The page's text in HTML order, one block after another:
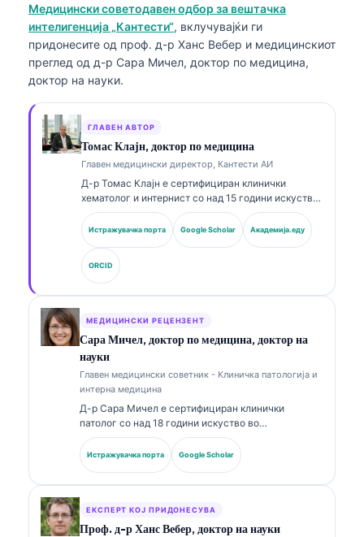
Медицински советодавен одбор за вештачка
интелигенција „Кантести“, вклучувајќи ги
придонесите од проф. д-р Ханс Вебер и медицинскиот
преглед од д-р Сара Мичел, доктор по медицина,
доктор на науки.
ГЛАВЕН АВТОР
Томас Клајн, доктор по медицина
Главен медицински директор, Кантести АИ
Д-р Томас Клајн е сертифициран клинички
хематолог и интернист со над 15 години искуство
во лабораториска медицина и клиничка анализа
потпомогната со ВИ. Како главен медицински
директор во Kantesti AI, тој обезбедува клинички
надзор над медицинската точност на
сопственичката невронска мрежа. Д-р Клајн има
објавено обемно на теми поврзани со
интерпретација на биомаркери и лабораториска
медицина.
Истражувачка порта Google Scholar Академија.еду
ORCID
МЕДИЦИНСКИ РЕЦЕНЗЕНТ
Сара Мичел, доктор по медицина, доктор на
науки
Главен медицински советник - Клиничка патологија и
интерна медицина
Д-р Сара Мичел е сертифициран клинички
патолог со над 18 години искуство во
лабораториска медицина и дијагностичка
анализа. Има специјализирани сертификати во
клиничка хемија и има објавено обемно за панели
Истражувачка порта Google Scholar
ЕКСПЕРТ КОЈ ПРИДОНЕСУВА
Проф. д-р Ханс Вебер, доктор на науки